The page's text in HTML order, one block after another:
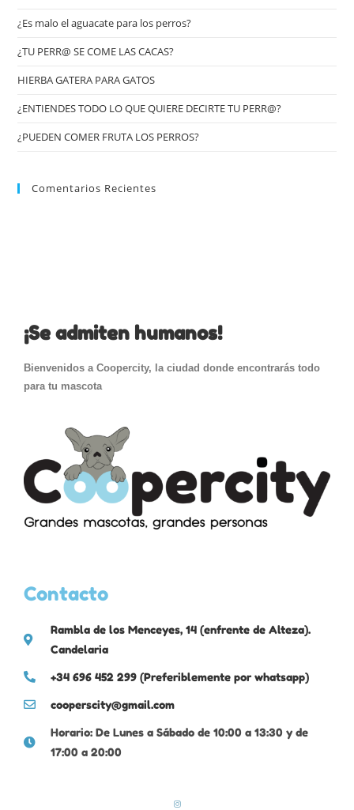
¿Es malo el aguacate para los perros?
¿TU PERR@ SE COME LAS CACAS?
HIERBA GATERA PARA GATOS
¿ENTIENDES TODO LO QUE QUIERE DECIRTE TU PERR@?
¿PUEDEN COMER FRUTA LOS PERROS?
Comentarios Recientes
¡Se admiten humanos!
Bienvenidos a Coopercity, la ciudad donde encontrarás todo
para tu mascota
Contacto
Rambla de los Menceyes, 14 (enfrente de Alteza).
Candelaria
+34 696 452 299 (Preferiblemente por whatsapp)
cooperscity@gmail.com
Horario: De Lunes a Sábado de 10:00 a 13:30 y de
17:00 a 20:00